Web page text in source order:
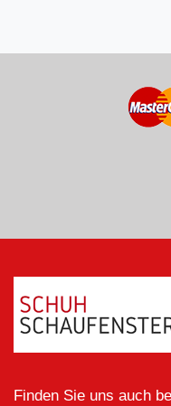
Finden Sie uns auch